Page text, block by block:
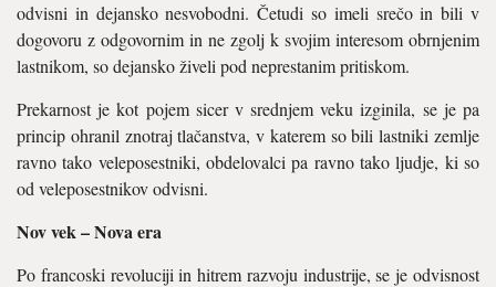
odvisni in dejansko nesvobodni. Četudi so imeli srečo in bili v
dogovoru z odgovornim in ne zgolj k svojim interesom obrnjenim
lastnikom, so dejansko živeli pod neprestanim pritiskom.
Prekarnost je kot pojem sicer v srednjem veku izginila, se je pa
princip ohranil znotraj tlačanstva, v katerem so bili lastniki zemlje
ravno tako veleposestniki, obdelovalci pa ravno tako ljudje, ki so
od veleposestnikov odvisni.
Nov vek – Nova era
Po francoski revoluciji in hitrem razvoju industrije, se je odvisnost